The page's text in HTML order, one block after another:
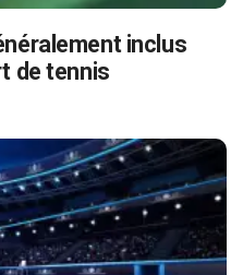
inclus
de tennis